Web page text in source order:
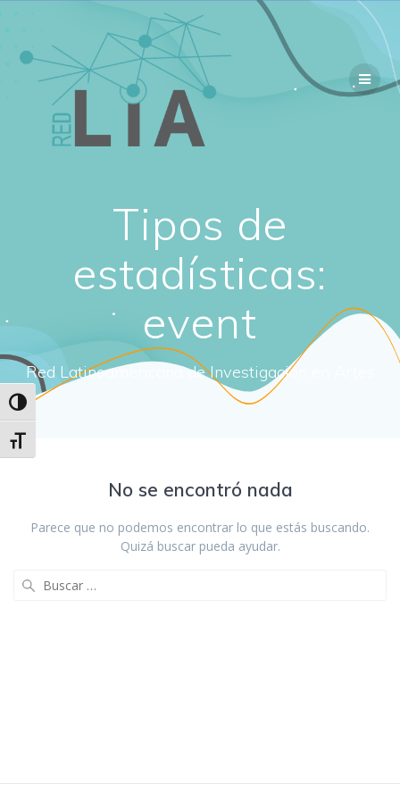
Alternar alto contraste
Alternar tamaño de letra
Tipos de
estadísticas:
event
Red Latinoamericana de Investigación en Artes
No se encontró nada
Parece que no podemos encontrar lo que estás buscando.
Quizá buscar pueda ayudar.